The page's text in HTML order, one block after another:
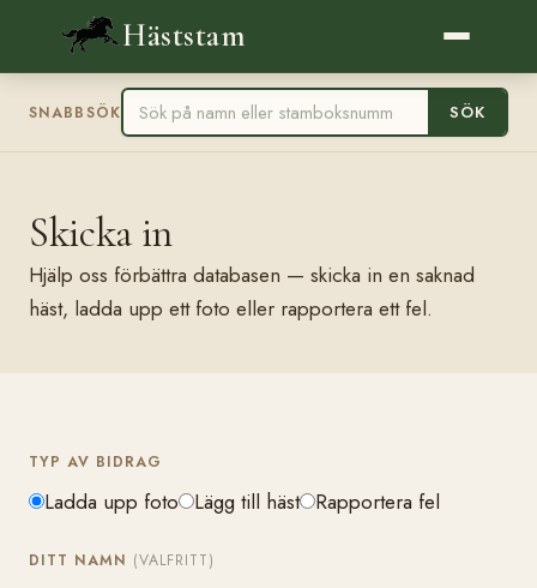
Häststam
SNABBSÖK SÖK
Skicka in
Hjälp oss förbättra databasen — skicka in en saknad
häst, ladda upp ett foto eller rapportera ett fel.
TYP AV BIDRAG
Ladda upp foto Lägg till häst Rapportera fel
DITT NAMN (VALFRITT)